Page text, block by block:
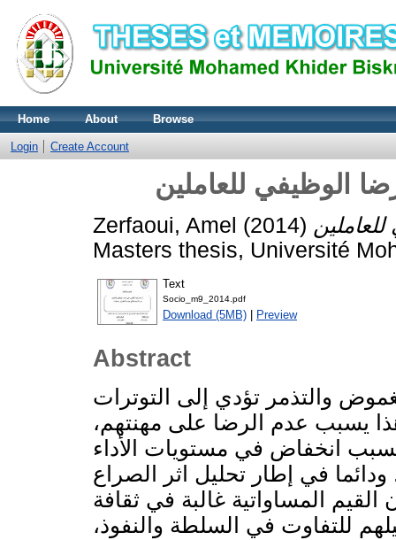
Home About Browse
Login Create Account
الوظيفي للعاملين
Zerfaoui, Amel (2014)
Masters thesis, Université
Text
Socio_m9_2014.pdf
Download (5MB) | Preview
Abstract
والتذمر تؤدي إلى التوترات
يسبب عدم الرضا على مهنتهم،
انخفاض في مستويات الأداء
في إطار تحليل اثر الصراع
المساواتية غالبة في ثقافة
للتفاوت في السلطة والنفوذ،